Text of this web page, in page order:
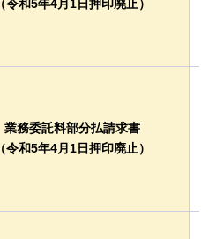
（令和5年4月1日押印廃止）
業務委託料部分払請求書
（令和5年4月1日押印廃止）